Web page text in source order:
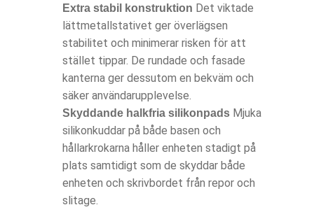
Extra stabil konstruktion Det viktade
lättmetallstativet ger överlägsen
stabilitet och minimerar risken för att
stället tippar. De rundade och fasade
kanterna ger dessutom en bekväm och
säker användarupplevelse.
Skyddande halkfria silikonpads Mjuka
silikonkuddar på både basen och
hållarkrokarna håller enheten stadigt på
plats samtidigt som de skyddar både
enheten och skrivbordet från repor och
slitage.